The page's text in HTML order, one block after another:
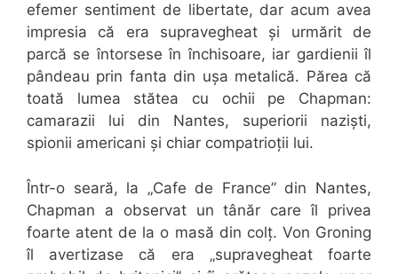
efemer sentiment de libertate, dar acum avea
impresia că era supravegheat și urmărit de
parcă se întorsese în închisoare, iar gardienii îl
pândeau prin fanta din ușa metalică. Părea că
toată lumea stătea cu ochii pe Chapman:
camarazii lui din Nantes, superiorii naziști,
spionii americani și chiar compatrioții lui.
Într-o seară, la „Cafe de France” din Nantes,
Chapman a observat un tânăr care îl privea
foarte atent de la o masă din colț. Von Groning
îl avertizase că era „supravegheat foarte